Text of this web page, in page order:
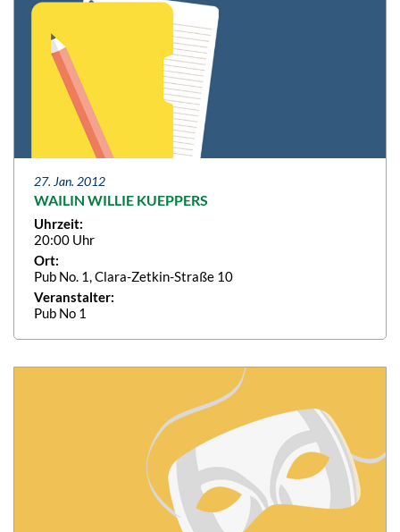
27. Jan. 2012
WAILIN WILLIE KUEPPERS
Uhrzeit:
20:00 Uhr
Ort:
Pub No. 1, Clara-Zetkin-Straße 10
Veranstalter:
Pub No 1